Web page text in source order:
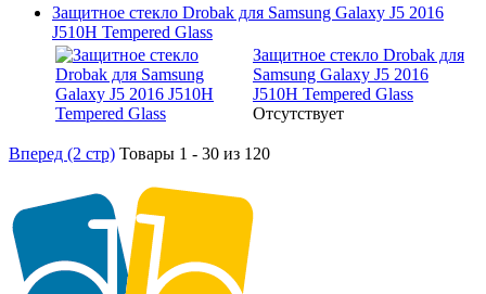
Защитное стекло Drobak для Samsung Galaxy J5 2016
J510H Tempered Glass
Защитное стекло Drobak для
Samsung Galaxy J5 2016
J510H Tempered Glass
Отсутствует
Вперед (2 стр) Товары 1 - 30 из 120